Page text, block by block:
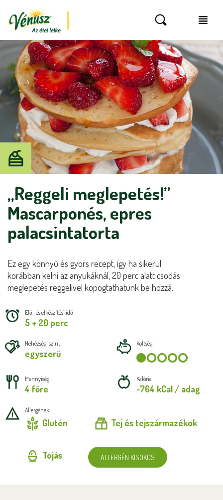
„Reggeli meglepetés!”
Mascarponés, epres
palacsintatorta
Ez egy könnyű és gyors recept, így ha sikerül
korábban kelni az anyukáknál, 20 perc alatt csodás
meglepetés reggelivel kopogtathatunk be hozzá.
Elő- és elkészítési idő
5 + 20 perc
Nehézségi szint
egyszerű
Költség
Mennyiség
4 főre
Kalória
~764 kCal / adag
Allergének
Glutén Tej és tejszármazékok
Tojás ALLERGÉN KISOKOS